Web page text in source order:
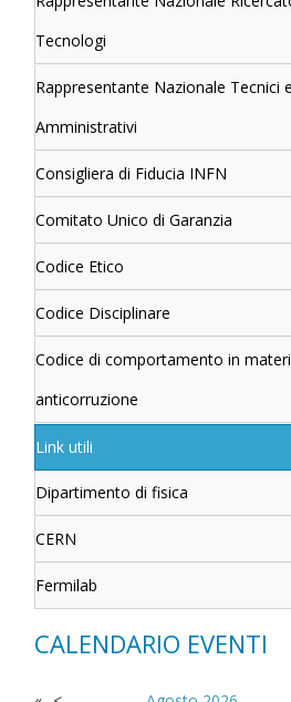
Tecnologi
Rappresentante Nazionale Tecnici e
Amministrativi
Consigliera di Fiducia INFN
Comitato Unico di Garanzia
Codice Etico
Codice Disciplinare
Codice di comportamento in
anticorruzione
Link utili
Dipartimento di fisica
CERN
Fermilab
CALENDARIO EVENTI